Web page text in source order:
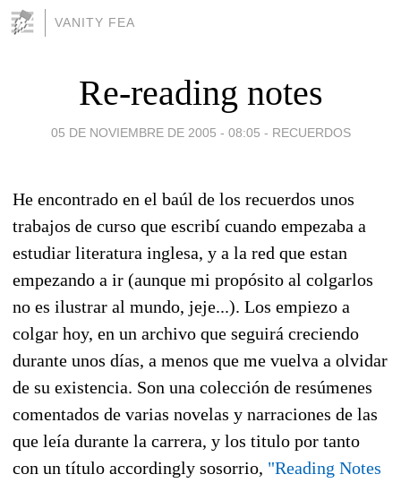
VANITY FEA
Re-reading notes
05 DE NOVIEMBRE DE 2005 - 08:05 - RECUERDOS
He encontrado en el baúl de los recuerdos unos
trabajos de curso que escribí cuando empezaba a
estudiar literatura inglesa, y a la red que estan
empezando a ir (aunque mi propósito al colgarlos
no es ilustrar al mundo, jeje...). Los empiezo a
colgar hoy, en un archivo que seguirá creciendo
durante unos días, a menos que me vuelva a olvidar
de su existencia. Son una colección de resúmenes
comentados de varias novelas y narraciones de las
que leía durante la carrera, y los titulo por tanto
con un título accordingly sosorrio, "Reading Notes